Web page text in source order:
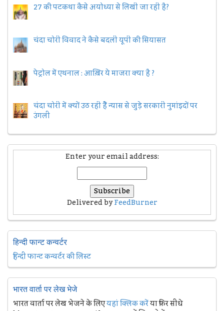
27 की पटकथा कैसे अयोध्या से लिखी जा रही है?
चंदा चोरी विवाद ने कैसे बदली यूपी की सियासत
पेट्रोल में एथनाल : आख़िर ये माजरा क्या है ?
चंदा चोरी में क्यों उठ रही हैैं न्यास से जुड़े सरकारी नुमांइदों पर
उंगली
Enter your email address:
Delivered byFeedBurner
हिन्दी फान्ट कन्वर्टर
हिन्दी फान्ट कन्वर्टर की लिस्ट
भारत वार्ता पर लेख भेजे
भारत वार्ता पर लेख भेजने के लिएयहां क्लिक करेंया फिर सीधे